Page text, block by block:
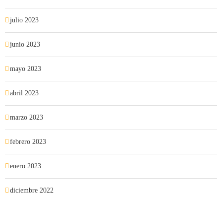
julio 2023
junio 2023
mayo 2023
abril 2023
marzo 2023
febrero 2023
enero 2023
diciembre 2022